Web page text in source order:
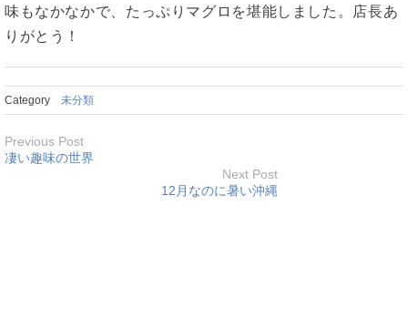
味もなかなかで、たっぷりマグロを堪能しました。店長あ
りがとう！
Category 未分類
Previous Post
凄い趣味の世界
Next Post
12月なのに暑い沖縄